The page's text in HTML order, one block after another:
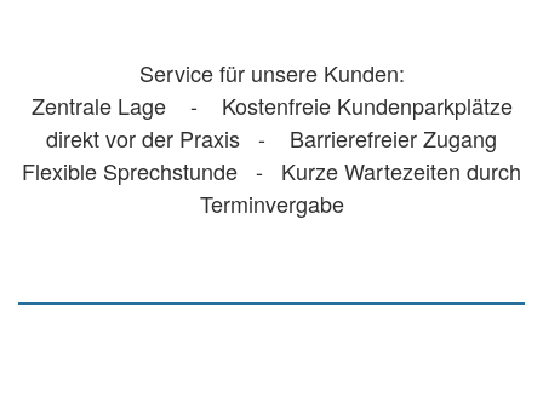
Service für unsere Kunden:
Zentrale Lage - Kostenfreie Kundenparkplätze
direkt vor der Praxis - Barrierefreier Zugang
Flexible Sprechstunde - Kurze Wartezeiten durch
Terminvergabe